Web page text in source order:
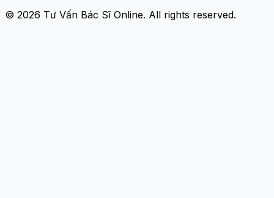
© 2026 Tư Vấn Bác Sĩ Online. All rights reserved.